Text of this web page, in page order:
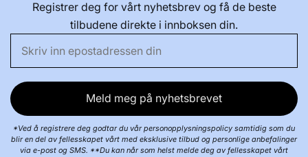
Mer fra dette merket:
Registrer deg for vårt nyhetsbrev og få de beste
tilbudene direkte i innboksen din.
Meld meg på nyhetsbrevet
*Ved å registrere deg godtar du vår personopplysningspolicy samtidig som du
blir en del av fellesskapet vårt med eksklusive tilbud og personlige anbefalinger
via e-post og SMS. **Du kan når som helst melde deg av fellesskapet vårt